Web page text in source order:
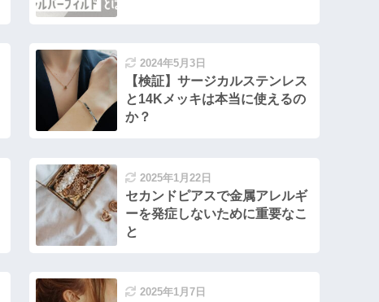
2024年5月3日
【検証】サージカルステンレス
と14Kメッキは本当に使えるの
か？
2025年1月22日
セカンドピアスで金属アレルギ
ーを発症しないために重要なこ
と
2025年1月7日